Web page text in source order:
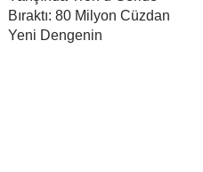
Bıraktı: 80 Milyon Cüzdan
Yeni Dengenin